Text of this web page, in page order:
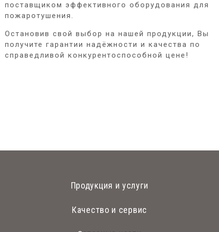
поставщиком эффективного оборудования для
пожаротушения.
Остановив свой выбор на нашей продукции, Вы
получите гарантии надёжности и качества по
справедливой конкурентоспособной цене!
Продукция и услуги
Качество и сервис